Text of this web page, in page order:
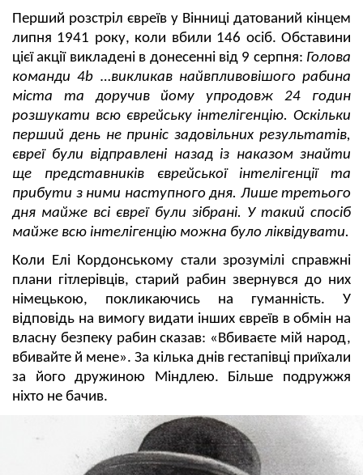
Перший розстріл євреїв у Вінниці датований кінцем
липня 1941 року, коли вбили 146 осіб. Обставини
цієї акції викладені в донесенні від 9 серпня: Голова
команди 4b …викликав найвпливовішого рабина
міста та доручив йому упродовж 24 годин
розшукати всю єврейську інтелігенцію. Оскільки
перший день не приніс задовільних результатів,
євреї були відправлені назад із наказом знайти
ще представників єврейської інтелігенції та
прибути з ними наступного дня. Лише третього
дня майже всі євреї були зібрані. У такий спосіб
майже всю інтелігенцію можна було ліквідувати.
Коли Елі Кордонському стали зрозумілі справжні
плани гітлерівців, старий рабин звернувся до них
німецькою, покликаючись на гуманність. У
відповідь на вимогу видати інших євреїв в обмін на
власну безпеку рабин сказав: «Вбиваєте мій народ,
вбивайте й мене». За кілька днів гестапівці приїхали
за його дружиною Міндлею. Більше подружжя
ніхто не бачив.